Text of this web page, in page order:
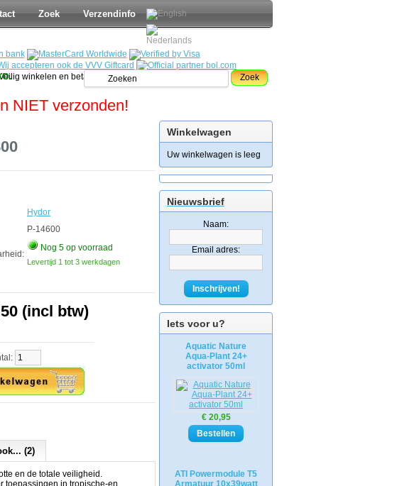
Zoek Verzendinfo
Zoek
NIET verzonden!
Winkelwagen
Uw winkelwagen is leeg
Nieuwsbrief
Naam:
Email adres:
Inschrijven!
Iets voor u?
Aquatic Nature
Aqua-Plant 24+
activator 50ml
€ 20,95
ATI Powermodule T5
Armatuur 10x39watt
Hydor
P-14600
Nog 5 op voorraad
Levertijd 1 tot 3 werkdagen
(incl btw)
(2)
en de totale veiligheid.
toepassingen in tropische-en